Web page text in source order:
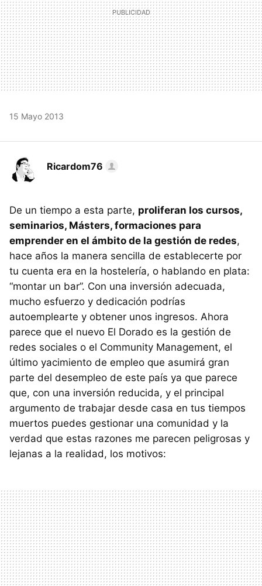
15 Mayo 2013
Ricardom76
De un tiempo a esta parte, proliferan los cursos,
seminarios, Másters, formaciones para
emprender en el ámbito de la gestión de redes,
hace años la manera sencilla de establecerte por
tu cuenta era en la hostelería, o hablando en plata:
“montar un bar”. Con una inversión adecuada,
mucho esfuerzo y dedicación podrías
autoemplearte y obtener unos ingresos. Ahora
parece que el nuevo El Dorado es la gestión de
redes sociales o el Community Management, el
último yacimiento de empleo que asumirá gran
parte del desempleo de este país ya que parece
que, con una inversión reducida, y el principal
argumento de trabajar desde casa en tus tiempos
muertos puedes gestionar una comunidad y la
verdad que estas razones me parecen peligrosas y
lejanas a la realidad, los motivos: